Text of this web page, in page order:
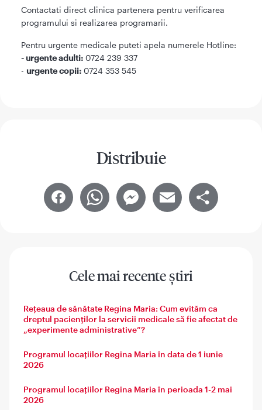
Contactati direct clinica partenera pentru veriﬁcarea
programului si realizarea programarii.
Pentru urgente medicale puteti apela numerele Hotline:
- urgente adulti: 0724 239 337
- urgente copii: 0724 353 545
Distribuie
Cele mai recente știri
Rețeaua de sănătate Regina Maria: Cum evităm ca
dreptul pacienților la servicii medicale să fie afectat de
„experimente administrative”?
Programul locațiilor Regina Maria în data de 1 iunie
2026
Programul locațiilor Regina Maria în perioada 1-2 mai
2026